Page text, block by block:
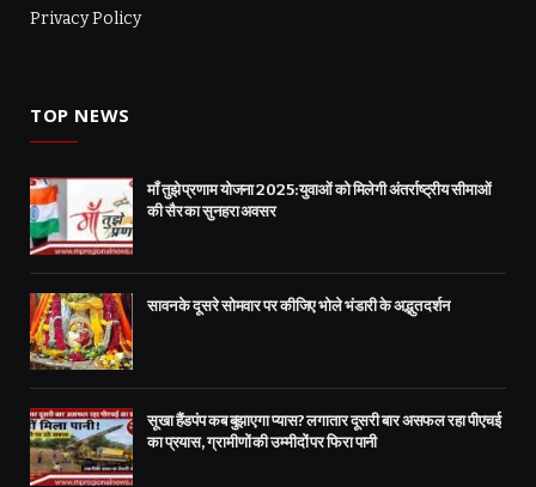
Privacy Policy
TOP NEWS
मॉं तुझे प्रणाम योजना 2025: युवाओं को मिलेगी अंतर्राष्ट्रीय सीमाओं
की सैर का सुनहरा अवसर
सावन के दूसरे सोमवार पर कीजिए भोले भंडारी के अद्भुत दर्शन
सूखा हैंडपंप कब बुझाएगा प्यास? लगातार दूसरी बार असफल रहा पीएचई
का प्रयास, ग्रामीणों की उम्मीदों पर फिरा पानी